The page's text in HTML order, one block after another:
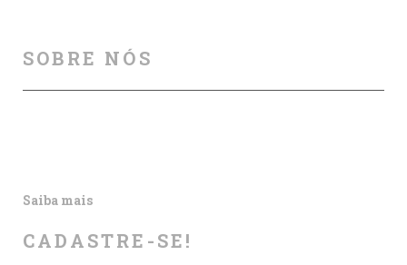
SOBRE NÓS
Saiba mais
CADASTRE-SE!